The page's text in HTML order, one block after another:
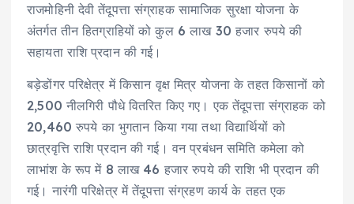
राजमोहिनी देवी तेंदूपत्ता संग्राहक सामाजिक सुरक्षा योजना के
अंतर्गत तीन हितग्राहियों को कुल 6 लाख 30 हजार रुपये की
सहायता राशि प्रदान की गई।
बड़ेडोंगर परिक्षेत्र में किसान वृक्ष मित्र योजना के तहत किसानों को
2,500 नीलगिरी पौधे वितरित किए गए। एक तेंदूपत्ता संग्राहक को
20,460 रुपये का भुगतान किया गया तथा विद्यार्थियों को
छात्रवृत्ति राशि प्रदान की गई। वन प्रबंधन समिति कमेला को
लाभांश के रूप में 8 लाख 46 हजार रुपये की राशि भी प्रदान की
गई। नारंगी परिक्षेत्र में तेंदूपत्ता संग्रहण कार्य के तहत एक